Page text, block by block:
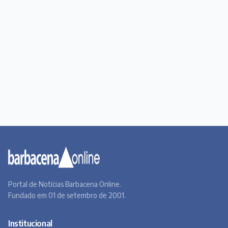
Portal de Notícias Barbacena Online.
Fundado em 01 de setembro de 2001.
Institucional